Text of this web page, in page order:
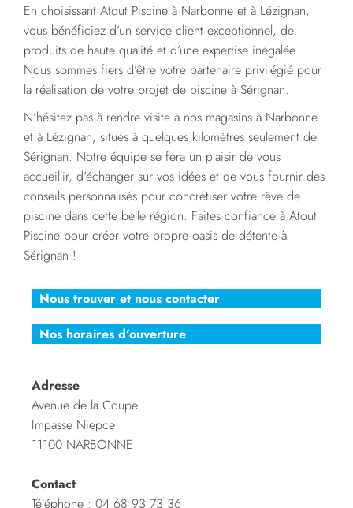
En choisissant Atout Piscine à Narbonne et à Lézignan,
vous bénéficiez d’un service client exceptionnel, de
produits de haute qualité et d’une expertise inégalée.
Nous sommes fiers d’être votre partenaire privilégié pour
la réalisation de votre projet de piscine à Sérignan.
N’hésitez pas à rendre visite à nos magasins à Narbonne
et à Lézignan, situés à quelques kilomètres seulement de
Sérignan. Notre équipe se fera un plaisir de vous
accueillir, d’échanger sur vos idées et de vous fournir des
conseils personnalisés pour concrétiser votre rêve de
piscine dans cette belle région. Faites confiance à Atout
Piscine pour créer votre propre oasis de détente à
Sérignan !
Nous trouver et nous contacter
Nos horaires d’ouverture
Adresse
Avenue de la Coupe
Impasse Niepce
11100 NARBONNE
Contact
Téléphone : 04 68 93 73 36